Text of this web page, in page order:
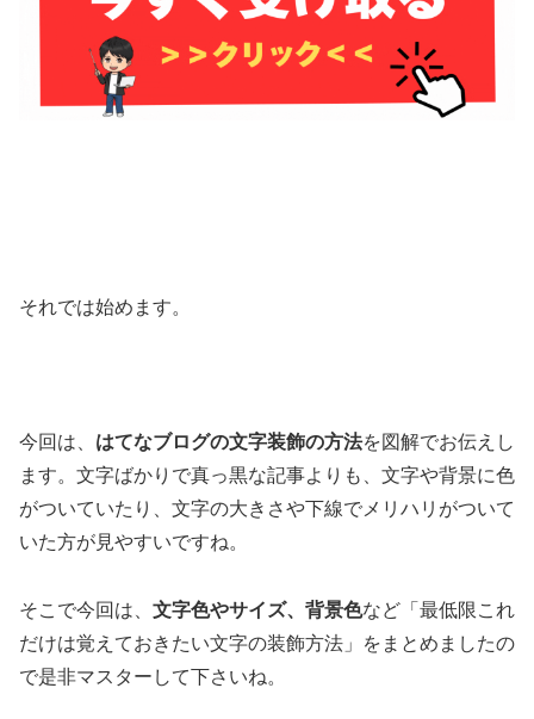
それでは始めます。
今回は、 はてなブログの文字装飾の方法を図解でお伝えし
ます。文字ばかりで真っ黒な記事よりも、文字や背景に色
がついていたり、文字の大きさや下線でメリハリがついて
いた方が見やすいですね。
そこで今回は、 文字色やサイズ、背景色など「最低限これ
だけは覚えておきたい文字の装飾方法」をまとめましたの
で是非マスターして下さいね。